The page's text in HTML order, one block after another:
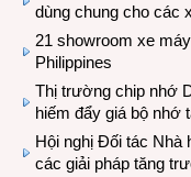
dùng chung cho các
21 showroom xe
Philippines
Thị trường chip nhớ
hiếm đẩy giá bộ nhớ
Hội nghị Đối tác Nhà
các giải pháp tăng